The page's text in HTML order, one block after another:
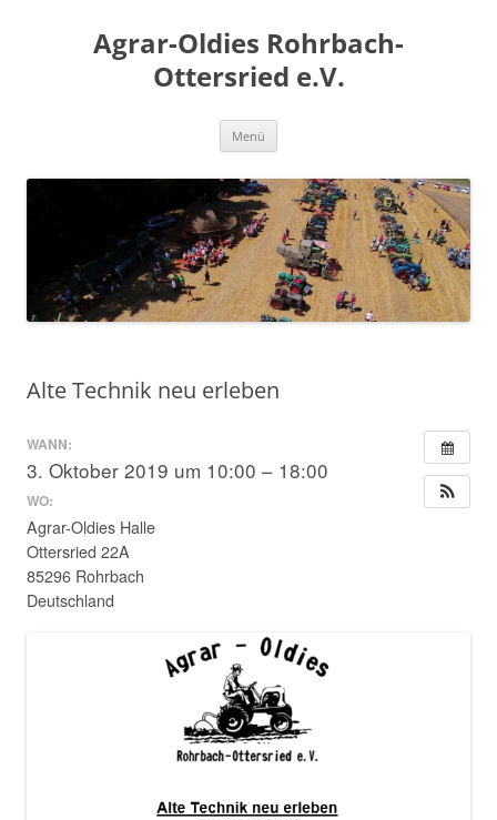
Agrar-Oldies Rohrbach-
Ottersried e.V.
Menü
Alte Technik neu erleben
WANN:
3. Oktober 2019 um 10:00 – 18:00
WO:
Agrar-Oldies Halle
Ottersried 22A
85296 Rohrbach
Deutschland